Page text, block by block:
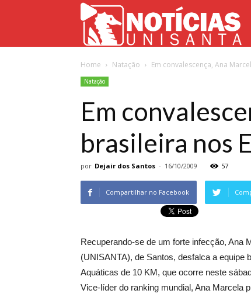
Home Natação Em convalescença, Ana
Natação
Em
brasileira nos
por Dejair dos Santos - 16/10/2009 57
Compartilhar no Facebook
Recuperando-se de um forte infecção, Ana
(UNISANTA), de Santos, desfalca a equipe
Aquáticas de 10 KM, que ocorre neste
Vice-líder do ranking mundial, Ana Marcela